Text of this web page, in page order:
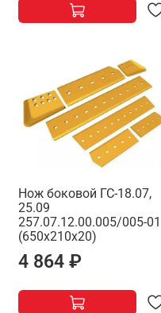
Нож боковой ГС-18.07,
25.09
257.07.12.00.005/005-01
(650х210х20)
4 864 ₽